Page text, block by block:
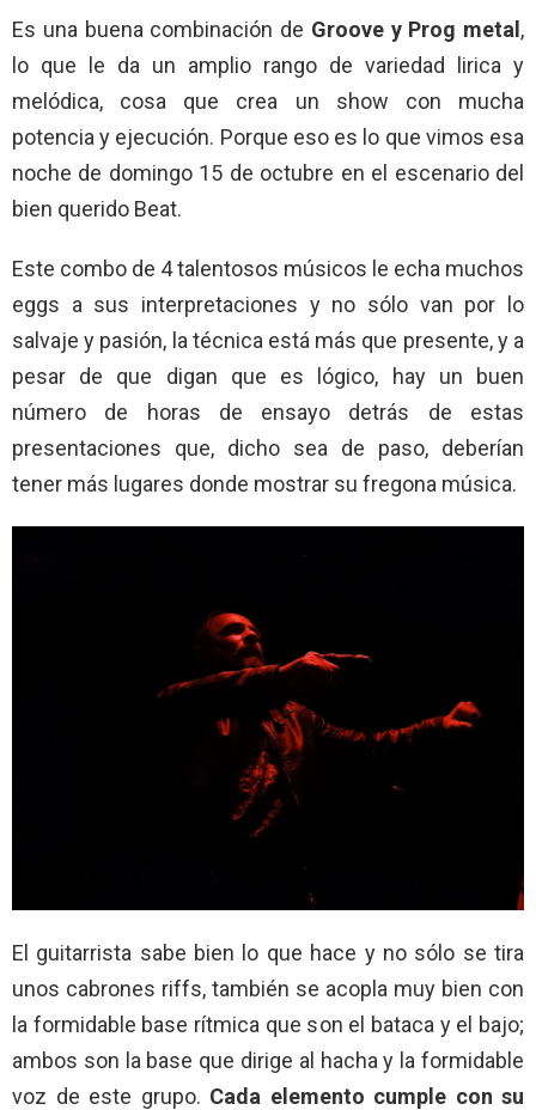
Es una buena combinación de Groove y Prog metal,
lo que le da un amplio rango de variedad lirica y
melódica, cosa que crea un show con mucha
potencia y ejecución. Porque eso es lo que vimos esa
noche de domingo 15 de octubre en el escenario del
bien querido Beat.
Este combo de 4 talentosos músicos le echa muchos
eggs a sus interpretaciones y no sólo van por lo
salvaje y pasión, la técnica está más que presente, y a
pesar de que digan que es lógico, hay un buen
número de horas de ensayo detrás de estas
presentaciones que, dicho sea de paso, deberían
tener más lugares donde mostrar su fregona música.
El guitarrista sabe bien lo que hace y no sólo se tira
unos cabrones riffs, también se acopla muy bien con
la formidable base rítmica que son el bataca y el bajo;
ambos son la base que dirige al hacha y la formidable
voz de este grupo. Cada elemento cumple con su